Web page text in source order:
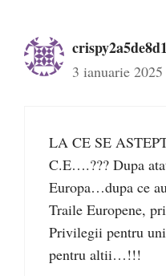
3 ianuarie
LA CE SE
C.E….??? Dupa
Europa…dupa ce
Traile Europene,
Privilegii pentru
pentru altii…!!!